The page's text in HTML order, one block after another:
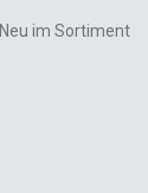
Neu im Sortiment